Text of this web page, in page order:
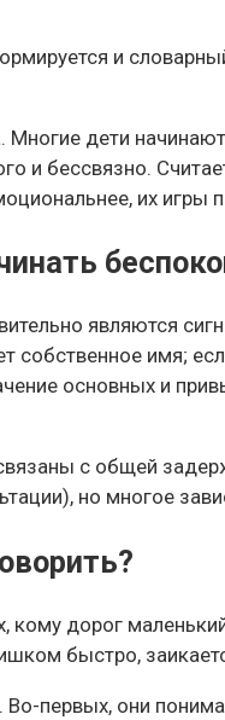
и
дети
и бессвязно.
их игры
являются
собственное имя;
основных и
с общей
но многое
кому дорог
быстро,
первых, они